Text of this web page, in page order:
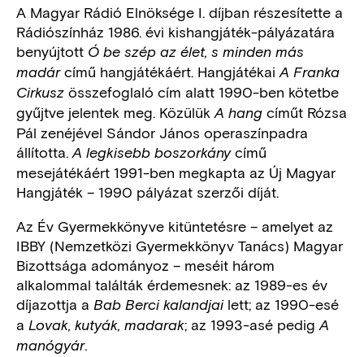
A Magyar Rádió Elnöksége I. díjban részesítette a
Rádiószínház 1986. évi kishangjáték-pályázatára
benyújtott Ó be szép az élet, s minden más
madárcímű hangjátékáért. HangjátékaiA Franka
Cirkusz összefoglaló cím alatt 1990-ben kötetbe
gyűjtve jelentek meg. KözülükA hang címűt Rózsa
Pál zenéjével Sándor János operaszínpadra
állította.A legkisebb boszorkánycímű
mesejátékáért 1991-ben megkapta az Új Magyar
Hangjáték – 1990 pályázat szerzői díját.
Az Év Gyermekkönyve kitüntetésre – amelyet az
IBBY (Nemzetközi Gyermekkönyv Tanács) Magyar
Bizottsága adományoz – meséit három
alkalommal találták érdemesnek: az 1989-es év
díjazottja a Bab Berci kalandjailett; az 1990-esé
a Lovak, kutyák, madarak; az 1993-asé pedigA
manógyár.